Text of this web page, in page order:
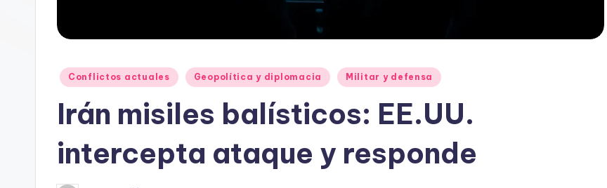
Publicado
Conflictos actuales Geopolítica y diplomacia Militar y defensa
Irán misiles balísticos: EE.UU.
intercepta ataque y responde